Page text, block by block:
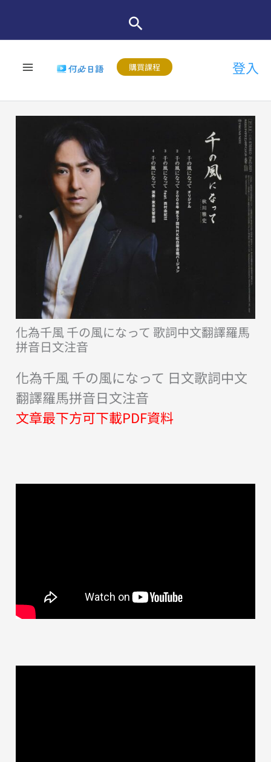
購買課程 登入
化為千風 千の風になって 歌詞中文翻譯羅馬
拼音日文注音
化為千風 千の風になって 日文歌詞中文
翻譯羅馬拼音日文注音
文章最下方可下載PDF資料